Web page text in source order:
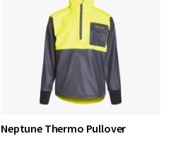
Neptune Thermo Pullover